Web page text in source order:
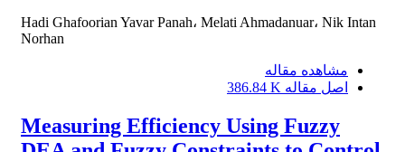
Hadi Ghafoorian Yavar Panah، Melati Ahmadanuar، Nik Intan
Norhan
مشاهده مقاله
اصل مقاله 386.84 K
Measuring Efficiency Using Fuzzy